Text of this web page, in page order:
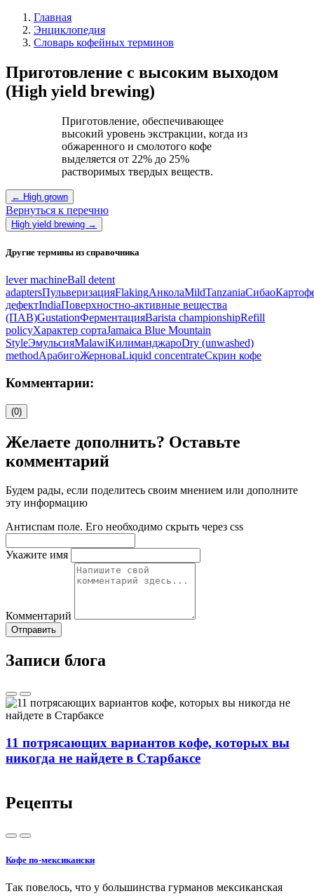
Главная
Энциклопедия
Словарь кофейных терминов
Приготовление с высоким выходом
(High yield brewing)
Приготовление, обеспечивающее
высокий уровень экстракции, когда из
обжаренного и смолотого кофе
выделяется от 22% до 25%
растворимых твердых веществ.
← High grown
Вернуться к перечню
High yield brewing →
Другие термины из справочника
lever machineBall detent
adaptersПульверизацияFlakingАнколаMildTanzaniaСибао
дефектIndiaПоверхностно-активные вещества
(ПАВ)GustationФерментацияBarista championshipRefill
policyХарактер сортаJamaica Blue Mountain
StyleЭмульсияMalawiКилиманджароDry (unwashed)
methodАрабигоЖерноваLiquid concentrateСкрин кофе
Комментарии:
(0)
Желаете дополнить? Оставьте
комментарий
Будем рады, если поделитесь своим мнением или дополните
эту информацию
Антиспам поле. Его необходимо скрыть через css
Укажите имя
Комментарий
Отправить
Записи блога
11 потрясающих вариантов кофе, которых вы
никогда не найдете в Старбаксе
Рецепты
Кофе по-мексикански
Так повелось, что у большинства гурманов мексиканская